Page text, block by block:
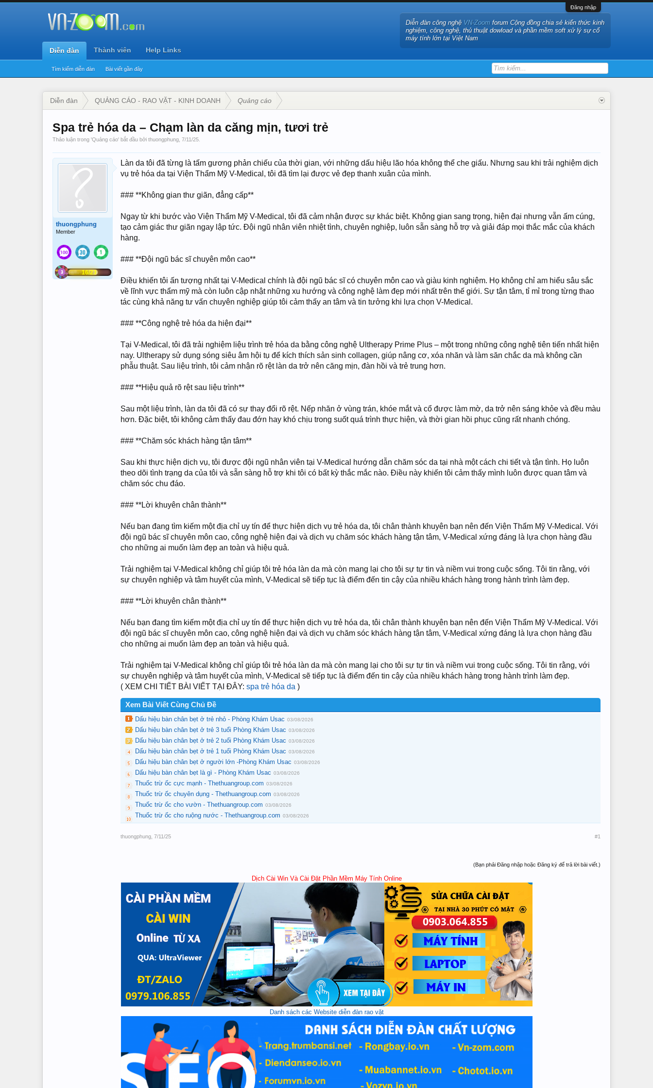
Đăng nhập
Diễn đàn công nghệ VN-Zoom forum Cộng đồng chia sẻ kiến thức kinh
nghiệm, công nghệ, thủ thuật dowload và phần mềm soft xử lý sự cố
máy tính lớn tại Việt Nam
Diễn đàn
Tìm kiếm diễn đàn Bài viết gần đây
Thành viên Help Links
Diễn đàn QUẢNG CÁO - RAO VẶT - KINH DOANH Quảng cáo
Spa trẻ hóa da – Chạm làn da căng mịn, tươi trẻ
Thảo luận trong 'Quảng cáo' bắt đầu bởi thuongphung 7/11/25
thuongphung
Member
16/23
Làn da tôi đã từng là tấm gương phản chiếu của thời gian, với những dấu hiệu lão hóa không thể che giấu. Nhưng sau khi trải nghiệm dịch
vụ trẻ hóa da tại Viện Thẩm Mỹ V-Medical, tôi đã tìm lại được vẻ đẹp thanh xuân của mình.
### **Không gian thư giãn, đẳng cấp**
Ngay từ khi bước vào Viện Thẩm Mỹ V-Medical, tôi đã cảm nhận được sự khác biệt. Không gian sang trọng, hiện đại nhưng vẫn ấm cúng,
tạo cảm giác thư giãn ngay lập tức. Đội ngũ nhân viên nhiệt tình, chuyên nghiệp, luôn sẵn sàng hỗ trợ và giải đáp mọi thắc mắc của khách
hàng.
### **Đội ngũ bác sĩ chuyên môn cao**
Điều khiến tôi ấn tượng nhất tại V-Medical chính là đội ngũ bác sĩ có chuyên môn cao và giàu kinh nghiệm. Họ không chỉ am hiểu sâu sắc
về lĩnh vực thẩm mỹ mà còn luôn cập nhật những xu hướng và công nghệ làm đẹp mới nhất trên thế giới. Sự tận tâm, tỉ mỉ trong từng thao
tác cùng khả năng tư vấn chuyên nghiệp giúp tôi cảm thấy an tâm và tin tưởng khi lựa chọn V-Medical.
### **Công nghệ trẻ hóa da hiện đại**
Tại V-Medical, tôi đã trải nghiệm liệu trình trẻ hóa da bằng công nghệ Ultherapy Prime Plus – một trong những công nghệ tiên tiến nhất hiện
nay. Ultherapy sử dụng sóng siêu âm hội tụ để kích thích sản sinh collagen, giúp nâng cơ, xóa nhăn và làm săn chắc da mà không cần
phẫu thuật. Sau liệu trình, tôi cảm nhận rõ rệt làn da trở nên căng mịn, đàn hồi và trẻ trung hơn.
### **Hiệu quả rõ rệt sau liệu trình**
Sau một liệu trình, làn da tôi đã có sự thay đổi rõ rệt. Nếp nhăn ở vùng trán, khóe mắt và cổ được làm mờ, da trở nên sáng khỏe và đều màu
hơn. Đặc biệt, tôi không cảm thấy đau đớn hay khó chịu trong suốt quá trình thực hiện, và thời gian hồi phục cũng rất nhanh chóng.
### **Chăm sóc khách hàng tận tâm**
Sau khi thực hiện dịch vụ, tôi được đội ngũ nhân viên tại V-Medical hướng dẫn chăm sóc da tại nhà một cách chi tiết và tận tình. Họ luôn
theo dõi tình trạng da của tôi và sẵn sàng hỗ trợ khi tôi có bất kỳ thắc mắc nào. Điều này khiến tôi cảm thấy mình luôn được quan tâm và
chăm sóc chu đáo.
### **Lời khuyên chân thành**
Nếu bạn đang tìm kiếm một địa chỉ uy tín để thực hiện dịch vụ trẻ hóa da, tôi chân thành khuyên bạn nên đến Viện Thẩm Mỹ V-Medical. Với
đội ngũ bác sĩ chuyên môn cao, công nghệ hiện đại và dịch vụ chăm sóc khách hàng tận tâm, V-Medical xứng đáng là lựa chọn hàng đầu
cho những ai muốn làm đẹp an toàn và hiệu quả.
Trải nghiệm tại V-Medical không chỉ giúp tôi trẻ hóa làn da mà còn mang lại cho tôi sự tự tin và niềm vui trong cuộc sống. Tôi tin rằng, với
sự chuyên nghiệp và tâm huyết của mình, V-Medical sẽ tiếp tục là điểm đến tin cậy của nhiều khách hàng trong hành trình làm đẹp.
### **Lời khuyên chân thành**
Nếu bạn đang tìm kiếm một địa chỉ uy tín để thực hiện dịch vụ trẻ hóa da, tôi chân thành khuyên bạn nên đến Viện Thẩm Mỹ V-Medical. Với
đội ngũ bác sĩ chuyên môn cao, công nghệ hiện đại và dịch vụ chăm sóc khách hàng tận tâm, V-Medical xứng đáng là lựa chọn hàng đầu
cho những ai muốn làm đẹp an toàn và hiệu quả.
Trải nghiệm tại V-Medical không chỉ giúp tôi trẻ hóa làn da mà còn mang lại cho tôi sự tự tin và niềm vui trong cuộc sống. Tôi tin rằng, với
sự chuyên nghiệp và tâm huyết của mình, V-Medical sẽ tiếp tục là điểm đến tin cậy của nhiều khách hàng trong hành trình làm đẹp.
( XEM CHI TIẾT BÀI VIẾT TẠI ĐÂY: spa trẻ hóa da )
Xem Bài Viết Cùng Chủ Đề
Dấu hiệu bàn chân bẹt ở trẻ nhỏ - Phòng Khám Usac 03/08/2026
Dấu hiệu bàn chân bẹt ở trẻ 3 tuổi Phòng Khám Usac 03/08/2026
Dấu hiệu bàn chân bẹt ở trẻ 2 tuổi Phòng Khám Usac 03/08/2026
Dấu hiệu bàn chân bẹt ở trẻ 1 tuổi Phòng Khám Usac 03/08/2026
Dấu hiệu bàn chân bẹt ở người lớn -Phòng Khám Usac 03/08/2026
Dấu hiệu bàn chân bẹt là gì - Phòng Khám Usac 03/08/2026
Thuốc trừ ốc cực mạnh - Thethuangroup.com 03/08/2026
Thuốc trừ ốc chuyên dụng - Thethuangroup.com 03/08/2026
Thuốc trừ ốc cho vườn - Thethuangroup.com 03/08/2026
Thuốc trừ ốc cho ruộng nước - Thethuangroup.com 03/08/2026
thuongphung 7/11/25 #1
(Bạn phải Đăng nhập hoặc Đăng ký để trả lời bài viết.)
Dịch Cài Win Và Cài Đặt Phần Mềm Máy Tính Online
Danh sách các Website diễn đàn rao vặt